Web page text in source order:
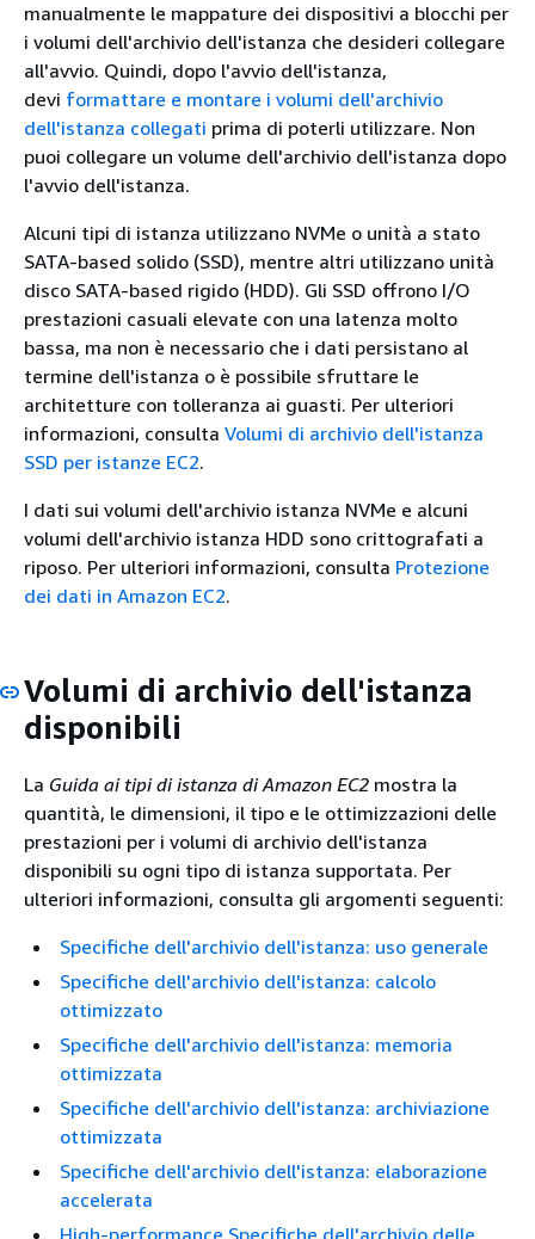
manualmente le mappature dei dispositivi a blocchi per
i volumi dell'archivio dell'istanza che desideri collegare
all'avvio. Quindi, dopo l'avvio dell'istanza,
devi formattare e montare i volumi dell'archivio
dell'istanza collegati prima di poterli utilizzare. Non
puoi collegare un volume dell'archivio dell'istanza dopo
l'avvio dell'istanza.
Alcuni tipi di istanza utilizzano NVMe o unità a stato
SATA-based solido (SSD), mentre altri utilizzano unità
disco SATA-based rigido (HDD). Gli SSD offrono I/O
prestazioni casuali elevate con una latenza molto
bassa, ma non è necessario che i dati persistano al
termine dell'istanza o è possibile sfruttare le
architetture con tolleranza ai guasti. Per ulteriori
informazioni, consulta Volumi di archivio dell'istanza
SSD per istanze EC2.
I dati sui volumi dell'archivio istanza NVMe e alcuni
volumi dell'archivio istanza HDD sono crittografati a
riposo. Per ulteriori informazioni, consulta Protezione
dei dati in Amazon EC2.
Volumi di archivio dell'istanza
disponibili
La Guida ai tipi di istanza di Amazon EC2 mostra la
quantità, le dimensioni, il tipo e le ottimizzazioni delle
prestazioni per i volumi di archivio dell'istanza
disponibili su ogni tipo di istanza supportata. Per
ulteriori informazioni, consulta gli argomenti seguenti:
Specifiche dell'archivio dell'istanza: uso generale
Specifiche dell'archivio dell'istanza: calcolo
ottimizzato
Specifiche dell'archivio dell'istanza: memoria
ottimizzata
Specifiche dell'archivio dell'istanza: archiviazione
ottimizzata
Specifiche dell'archivio dell'istanza: elaborazione
accelerata
High-performance Specifiche dell'archivio delle